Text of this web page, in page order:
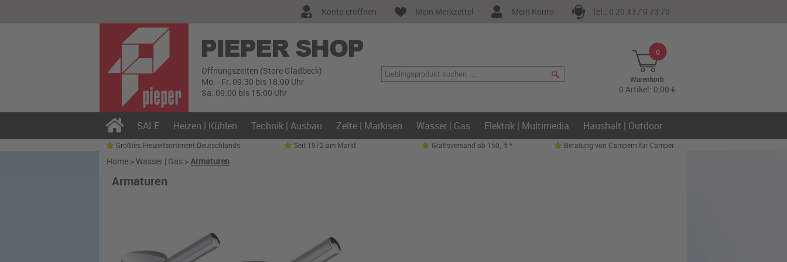
Tel.: 0 20 43 / 9 73 70
Mein Konto
Mein Merkzettel
Konto eröffnen
Öffnungszeiten (Store Gladbeck)
Mo. - Fr. 09:30 bis 18:00 Uhr
Sa. 09:00 bis 15:00 Uhr
0
Warenkorb
0 Artikel: 0,00 €
SALE Heizen | Kühlen Technik | Ausbau Zelte | Markisen Wasser | Gas Elektrik | Multimedia Haushalt | Outdoor
Größtes Freizeitsortiment Deutschlands Seit 1972 am Markt Gratisversand ab 150,- € * Beratung von Campern für Camper
Home >Wasser | Gas >Armaturen
Armaturen